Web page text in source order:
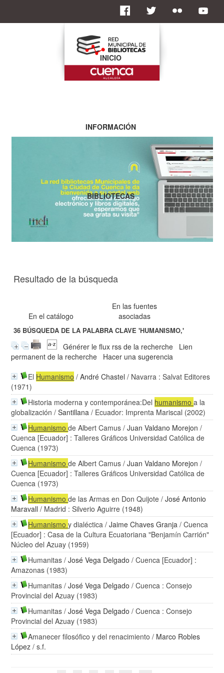
Resultado de la búsqueda
En el catálogo
En las fuentes
asociadas
36 BÚSQUEDA DE LA PALABRA CLAVE'HUMANISMO,'
Générer le flux rss de la recherche
Lien
permanent de la recherche
Hacer una sugerencia
El Humanismo /André Chastel / Navarra : Salvat Editores
(1971)
Historia moderna y contemporánea:Del humanismoa la
globalización /Santillana / Ecuador: Imprenta Mariscal (2002)
Humanismode Albert Camus /Juan Valdano Morejon /
Cuenca [Ecuador] : Talleres Gráficos Universidad Católica de
Cuenca (1973)
Humanismode Albert Camus /Juan Valdano Morejon /
Cuenca [Ecuador] : Talleres Gráficos Universidad Católica de
Cuenca (1973)
Humanismode las Armas en Don Quijote /José Antonio
Maravall / Madrid : Silverio Aguirre (1948)
Humanismoy dialéctica /Jaime Chaves Granja / Cuenca
[Ecuador] : Casa de la Cultura Ecuatoriana "Benjamín Carrión"
Núcleo del Azuay (1959)
Humanitas /José Vega Delgado / Cuenca [Ecuador] :
Amazonas (1983)
Humanitas /José Vega Delgado / Cuenca : Consejo
Provincial del Azuay (1983)
Humanitas /José Vega Delgado / Cuenca : Consejo
Provincial del Azuay (1983)
Amanecer filosófico y del renacimiento / Marco Robles
López / s.f.
INICIO
INFORMACIÓN
BIBLIOTECAS